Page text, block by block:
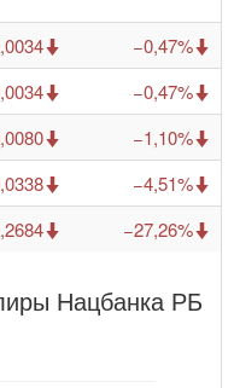
−0,47%
−0,47%
−1,10%
−4,51%
−27,26%
Нацбанка РБ